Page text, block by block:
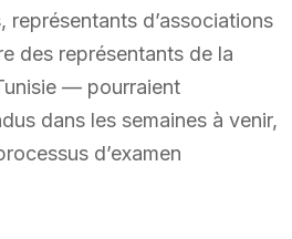
représentants d’associations
des représentants de la
— pourraient
dans les semaines à venir,
d’examen